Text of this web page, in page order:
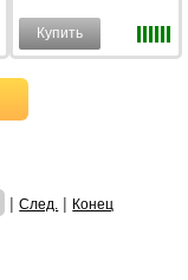
Купить
|След. | Конец